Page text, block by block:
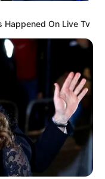
Happened On Live Tv